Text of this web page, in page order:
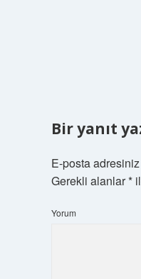
Bir yanıt
E-posta
Gerekli alanlar*
Yorum